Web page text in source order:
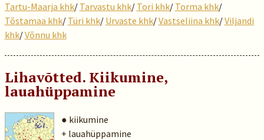
Tartu-Maarja khk/ Tarvastu khk/ Tori khk/ Torma khk/
Tõstamaa khk/ Türi khk/ Urvaste khk/Vastseliina khk/Viljandi
khk/Võnnu khk
Lihavõtted. Kiikumine,
lauahüppamine
● kiikumine
+ lauahüppamine